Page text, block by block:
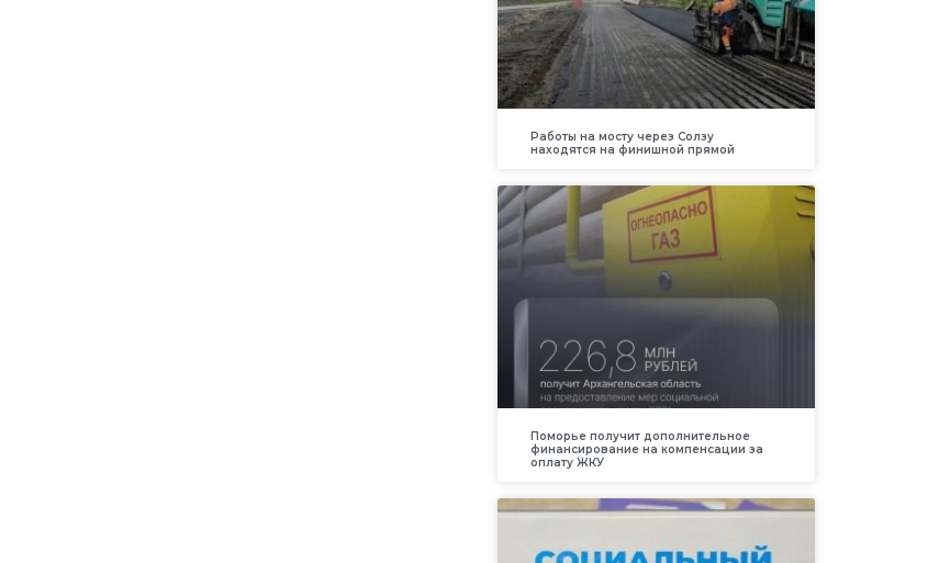
Работы на мосту через Солзу
находятся на финишной прямой
Поморье получит дополнительное
финансирование на компенсации за
оплату ЖКУ